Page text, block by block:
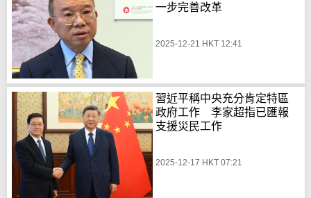
一步完善改革
2025-12-21 HKT 12:41
習近平稱中央充分肯定特區
政府工作 李家超指已匯報
支援災民工作
2025-12-17 HKT 07:21